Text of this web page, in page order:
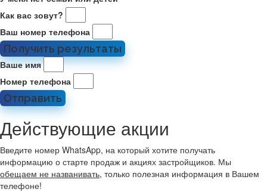
Как вас зовут?
Ваш номер телефона
Получить результаты
Ваше имя
Номер телефона
Отправить
Действующие акции
Введите номер WhatsApp, на который хотите получать
информацию о старте продаж и акциях застройщиков. Мы
обещаем не названивать, только полезная информация в Вашем
телефоне!